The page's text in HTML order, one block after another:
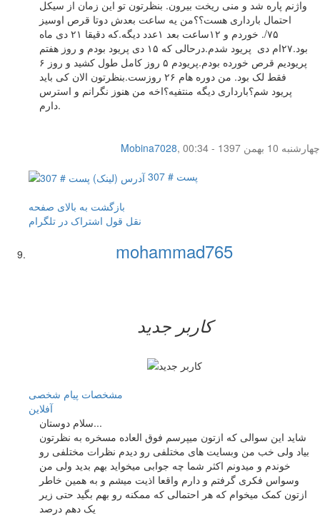
واژنم پاره شد و منی ریخت بیرون. بنظرتون تو این زمان از سیکل
احتمال بارداری هست؟؟من یه ساعت بعدش دوتا قرص اوسیز
۷۵/. خوردم و ۱۲ساعت بعد ۱عدد دیگه.که دقیقا ۲۱ دی ماه
بود‌.۲۷ام دی پریود شدم.درحالی که ۱۵ دی پریود بودم و روز هفتم
پریودیم قرص خورده بودم.پریودم ۵ روز کامل طول کشید و روز ۶
فقط لک بود‌. من دوره هام ۲۶ روزست.بنظرتون الان کی باید
پریود شم؟بارداری دیگه منتفیه؟اخه من هنوز نگرانم و استرس
دارم.
Mobina7028,
چهار‌شنبه 10 بهمن 1397 - 00:34
پست # 307
بازگشت به بالای صفحه
نقل قول اشتراک در تلگرام
mohammad765
کاربر جدید
مشخصات پیام شخصی
آفلاين
سلام دوستان...
شاید این سوالی که ازتون میپرسم فوق العاده مسخره به نظرتون
بیاد ولی خب من وبسایت های مختلفی رو دیدم نظرات مختلفی رو
خوندم و میدونم اکثر شما چه جوابی میخواید بهم بدید ولی من
وسواس فکری گرفتم و دارم واقعا اذیت میشم و به همین خاطر
ازتون کمک میخوام که هر احتمالی که ممکنه رو بهم بگید حتی زیر
یک دهم درصد